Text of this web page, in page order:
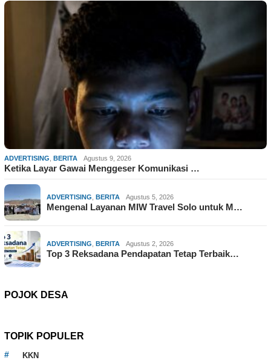
ADVERTISING, BERITA Agustus 9, 2026
Ketika Layar Gawai Menggeser Komunikasi …
ADVERTISING, BERITA Agustus 5, 2026
Mengenal Layanan MIW Travel Solo untuk M…
ADVERTISING, BERITA Agustus 2, 2026
Top 3 Reksadana Pendapatan Tetap Terbaik…
POJOK DESA
TOPIK POPULER
KKN